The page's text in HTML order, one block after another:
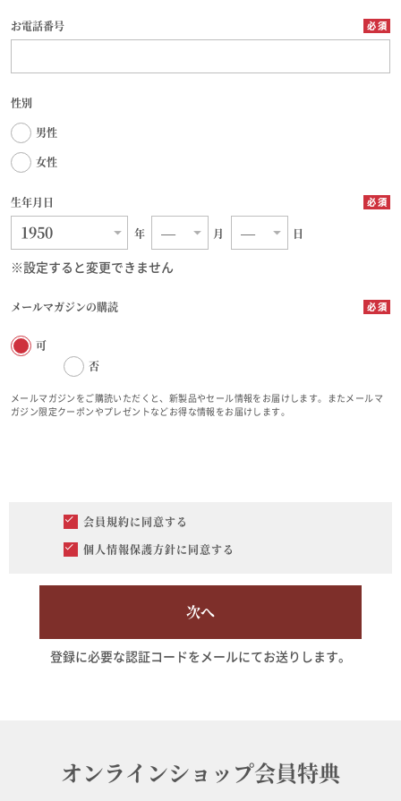
お電話番号
性別
男性
女性
生年月日
※設定すると変更できません
メールマガジンの購読
可
否
メールマガジンをご購読いただくと、新製品やセール情報をお届けします。またメールマ
ガジン限定クーポンやプレゼントなどお得な情報をお届けします。
会員規約に同意する
個人情報保護方針に同意する
次へ
登録に必要な認証コードをメールにてお送りします。
オンラインショップ会員特典